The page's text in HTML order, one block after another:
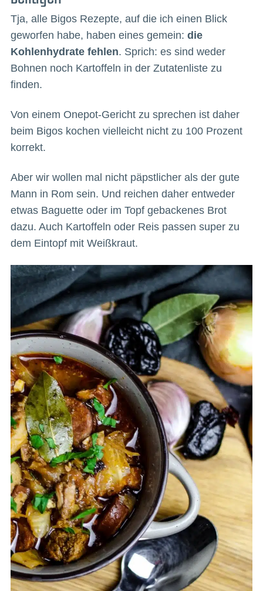
Tja, alle Bigos Rezepte, auf die ich einen Blick
geworfen habe, haben eines gemein: die
Kohlenhydrate fehlen. Sprich: es sind weder
Bohnen noch Kartoffeln in der Zutatenliste zu
finden.
Von einem Onepot-Gericht zu sprechen ist daher
beim Bigos kochen vielleicht nicht zu 100 Prozent
korrekt.
Aber wir wollen mal nicht päpstlicher als der gute
Mann in Rom sein. Und reichen daher entweder
etwas Baguette oder im Topf gebackenes Brot
dazu. Auch Kartoffeln oder Reis passen super zu
dem Eintopf mit Weißkraut.